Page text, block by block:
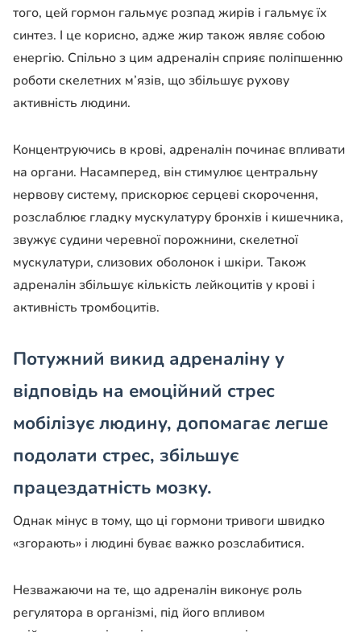
того, цей гормон гальмує розпад жирів і гальмує їх
синтез. І це корисно, адже жир також являє собою
енергію. Спільно з цим адреналін сприяє поліпшенню
роботи скелетних м’язів, що збільшує рухову
активність людини.
Концентруючись в крові, адреналін починає впливати
на органи. Насамперед, він стимулює центральну
нервову систему, прискорює серцеві скорочення,
розслаблює гладку мускулатуру бронхів і кишечника,
звужує судини черевної порожнини, скелетної
мускулатури, слизових оболонок і шкіри. Також
адреналін збільшує кількість лейкоцитів у крові і
активність тромбоцитів.
Потужний викид адреналіну у
відповідь на емоційний стрес
мобілізує людину, допомагає легше
подолати стрес, збільшує
працездатність мозку.
Однак мінус в тому, що ці гормони тривоги швидко
«згорають» і людині буває важко розслабитися.
Незважаючи на те, що адреналін виконує роль
регулятора в організмі, під його впливом